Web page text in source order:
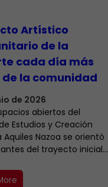
Artístico
de la
cada día más
la comunidad
de 2026
abiertos del
Estudios y Creación
Nazoa se orientó
del trayecto inicial…